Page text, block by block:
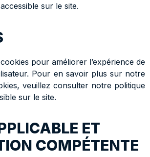
sur le site.
pour améliorer l’expérience de
Pour en savoir plus sur notre
veuillez consulter notre politique
sur le site.
ET
COMPÉTENTE